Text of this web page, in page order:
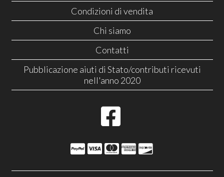
Condizioni di vendita
Chi siamo
Contatti
Pubblicazione aiuti di Stato/contributi ricevuti
nell'anno 2020